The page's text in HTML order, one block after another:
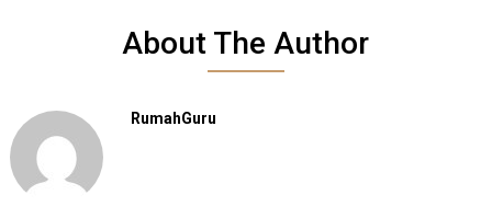
About The Author
RumahGuru